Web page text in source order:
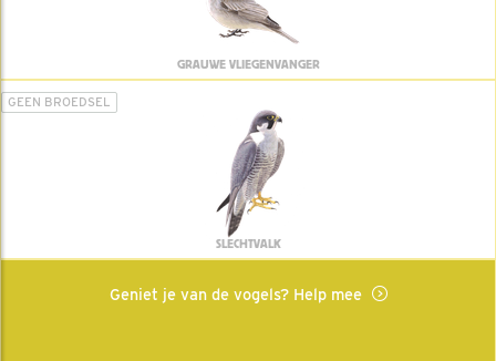
GRAUWE VLIEGENVANGER
GEEN BROEDSEL
SLECHTVALK
Geniet je van de vogels? Help mee